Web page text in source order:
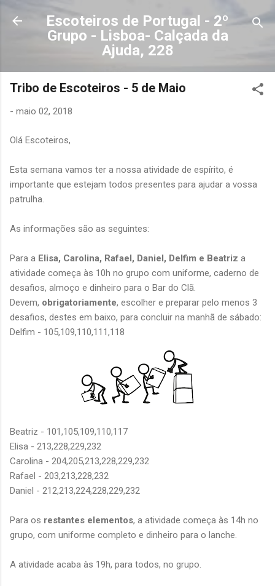
Avançar para o conteúdo principal
Escoteiros de Portugal - 2º
Grupo - Lisboa- Calçada da
Ajuda, 228
Tribo de Escoteiros - 5 de Maio
- maio 02, 2018
Olá Escoteiros,
Esta semana vamos ter a nossa atividade de espírito, é
importante que estejam todos presentes para ajudar a vossa
patrulha.
As informações são as seguintes:
Para a Elisa, Carolina, Rafael, Daniel, Delfim e Beatriz a
atividade começa às 10h no grupo com uniforme, caderno de
desafios, almoço e dinheiro para o Bar do Clã.
Devem, obrigatoriamente, escolher e preparar pelo menos 3
desafios, destes em baixo, para concluir na manhã de sábado:
Delfim - 105,109,110,111,118
Beatriz - 101,105,109,110,117
Elisa - 213,228,229,232
Carolina - 204,205,213,228,229,232
Rafael - 203,213,228,232
Daniel - 212,213,224,228,229,232
Para os restantes elementos, a atividade começa às 14h no
grupo, com uniforme completo e dinheiro para o lanche.
A atividade acaba às 19h, para todos, no grupo.